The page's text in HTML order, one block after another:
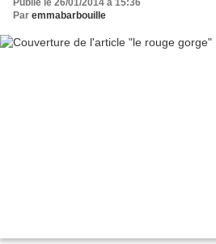
Par emmabarbouille